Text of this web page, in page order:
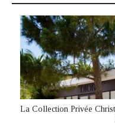
La Collection Privée